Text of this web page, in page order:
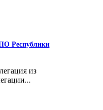
Республики
из